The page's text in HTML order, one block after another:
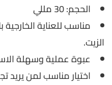
الحجم: 30 مللي
مناسب للعناية
الزيت.
عبوة عملية وسهلة
اختيار مناسب لمن يريد